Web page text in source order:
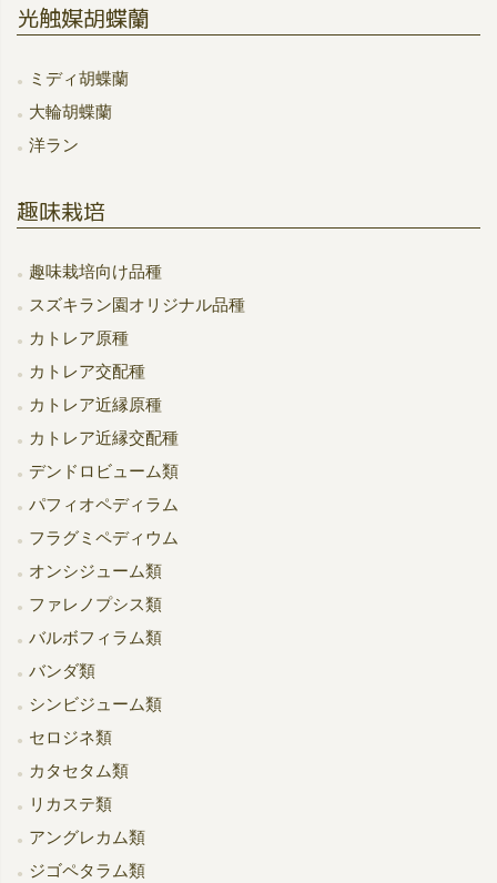
光触媒胡蝶蘭
ミディ胡蝶蘭
大輪胡蝶蘭
洋ラン
趣味栽培
趣味栽培向け品種
スズキラン園オリジナル品種
カトレア原種
カトレア交配種
カトレア近縁原種
カトレア近縁交配種
デンドロビューム類
パフィオペディラム
フラグミペディウム
オンシジューム類
ファレノプシス類
バルボフィラム類
バンダ類
シンビジューム類
セロジネ類
カタセタム類
リカステ類
アングレカム類
ジゴペタラム類